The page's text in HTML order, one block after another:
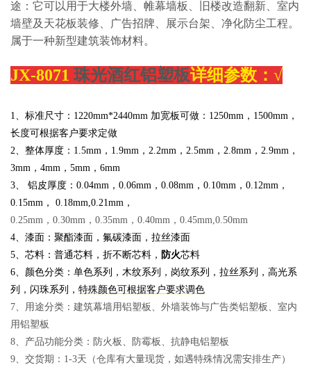
途：它可以用于大楼外墙、帷幕墙板、旧楼改造翻新、室内
墙壁及天花板装修、广告招牌、展示台架、净化防尘工程。
属于一种新型建筑装饰材料。
JX-8071 珠光酒红铝塑板详细参数：√
1、标准尺寸： 1220mm*2440mm 加宽板可做： 1250mm，1500mm，
长度可根据客户要求定做
2、整体厚度：1.5mm， 1.9mm，2.2mm，2.5mm，2.8mm，2.9mm，
3mm，4mm，5mm，6mm
3、 铝皮厚度： 0.04mm，0.06mm，0.08mm，0.10mm，0.12mm，
0.15mm， 0.18mm,0.21mm，
0.25mm，0.30mm，0.35mm，0.40mm，0.45mm,0.50mm
4、漆面：聚酯漆面，氟碳漆面，拉丝漆面
5、芯料：普通芯料，折不断芯料， 防火芯料
6、颜色分类：单色系列，木纹系列，岗纹系列，拉丝系列，高光系
列，闪珠系列， 特殊颜色可根据客户要求调色
7、用途分类：建筑幕墙用铝塑板、外墙装饰与广告类铝塑板、室内
用铝塑板
8、产品功能分类：防火板、防霉板、抗静电铝塑板
9、交货期：1-3天（仓库有大量现货，如遇特殊情况需安排生产）